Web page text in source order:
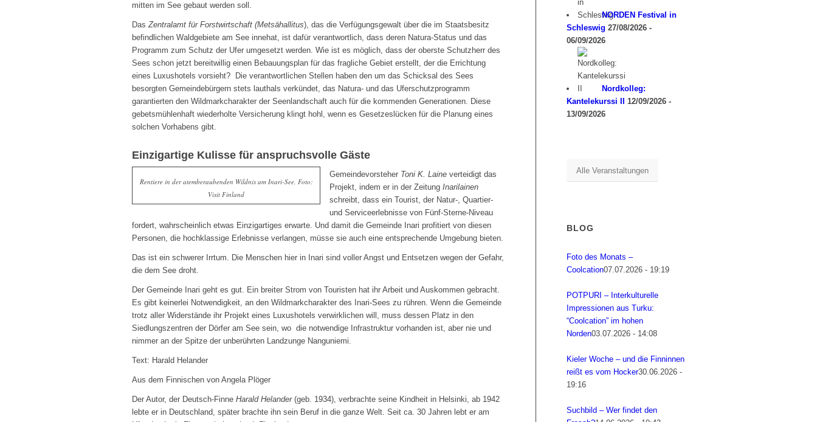
mitten im See gebaut werden soll.
DasZentralamt für Forstwirtschaft (Metsähallitus), das die Verfügungsgewalt über die im Staatsbesitz
befindlichen Waldgebiete am See innehat, ist dafür verantwortlich, dass deren Natura-Status und das
Programm zum Schutz der Ufer umgesetzt werden. Wie ist es möglich, dass der oberste Schutzherr des
Sees schon jetzt bereitwillig einen Bebauungsplan für das fragliche Gebiet erstellt, der die Errichtung
eines Luxushotels vorsieht? Die verantwortlichen Stellen haben den um das Schicksal des Sees
besorgten Gemeindebürgern stets lauthals verkündet, das Natura- und das Uferschutzprogramm
garantierten den Wildmarkcharakter der Seenlandschaft auch für die kommenden Generationen. Diese
gebetsmühlenhaft wiederholte Versicherung klingt hohl, wenn es Gesetzeslücken für die Planung eines
solchen Vorhabens gibt.
Einzigartige Kulisse für anspruchsvolle Gäste
Rentiere in der atemberaubenden Wildnis am Inari-See, Foto:
Visit Finland
Gemeindevorsteher Toni K. Laine verteidigt das
Projekt, indem er in der Zeitung Inarilainen
schreibt, dass ein Tourist, der Natur-, Quartier-
und Serviceerlebnisse von Fünf-Sterne-Niveau
fordert, wahrscheinlich etwas Einzigartiges erwarte. Und damit die Gemeinde Inari profitiert von diesen
Personen, die hochklassige Erlebnisse verlangen, müsse sie auch eine entsprechende Umgebung bieten.
Das ist ein schwerer Irrtum. Die Menschen hier in Inari sind voller Angst und Entsetzen wegen der Gefahr,
die dem See droht.
Der Gemeinde Inari geht es gut. Ein breiter Strom von Touristen hat ihr Arbeit und Auskommen gebracht.
Es gibt keinerlei Notwendigkeit, an den Wildmarkcharakter des Inari-Sees zu rühren. Wenn die Gemeinde
trotz aller Widerstände ihr Projekt eines Luxushotels verwirklichen will, muss dessen Platz in den
Siedlungszentren der Dörfer am See sein, wo die notwendige Infrastruktur vorhanden ist, aber nie und
nimmer an der Spitze der unberührten Landzunge Nanguniemi.
Text: Harald Helander
Aus dem Finnischen von Angela Plöger
Der Autor, der Deutsch-Finne Harald Helander(geb. 1934), verbrachte seine Kindheit in Helsinki, ab 1942
lebte er in Deutschland, später brachte ihn sein Beruf in die ganze Welt. Seit ca. 30 Jahren lebt er am
NORDEN Festival in
Schleswig 27/08/2026 -
06/09/2026
Nordkolleg:
Kantelekurssi II
12/09/2026 -
13/09/2026
Alle Veranstaltungen
BLOG
Foto des Monats –
Coolcation07.07.2026 - 19:19
POTPURI – Interkulturelle
Impressionen aus Turku:
“Coolcation” im hohen
Norden03.07.2026 - 14:08
Kieler Woche – und die Finninnen
reißt es vom Hocker30.06.2026 -
19:16
Suchbild – Wer findet den